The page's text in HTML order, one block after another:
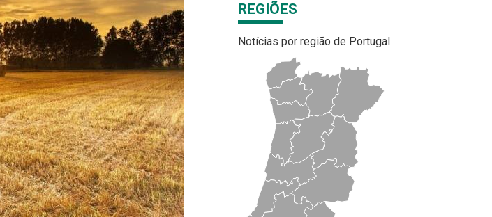
REGIÕES
Notícias por região de Portugal